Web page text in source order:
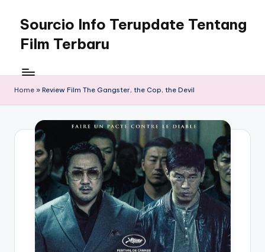
content
Sourcio Info Terupdate Tentang
Film Terbaru
Home » Review Film The Gangster, the Cop, the Devil